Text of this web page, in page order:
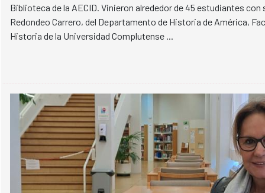
Biblioteca de la AECID. Vinieron alrededor de 45 estudiantes
Redondeo Carrero, del Departamento de Historia de América,
Historia de la Universidad Complutense ...